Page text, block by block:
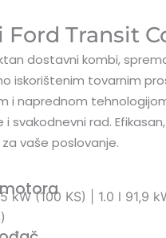
Ford Transit
dostavni kombi,
iskorištenim tovarnim
i naprednom
i svakodnevni rad.
vaše poslovanje.
kW (100 KS) | 1.0 l 91,9